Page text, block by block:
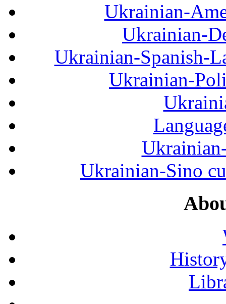
Ukrainian-
Ukrainian-
Ukrainian-Spanish-
Ukrainian-
Ukrainian-Sino